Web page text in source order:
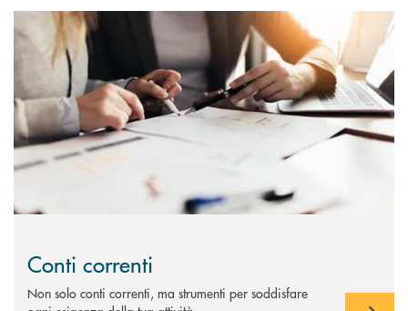
Scopri di più Conti correnti
Conti correnti
Non solo conti correnti, ma strumenti per soddisfare